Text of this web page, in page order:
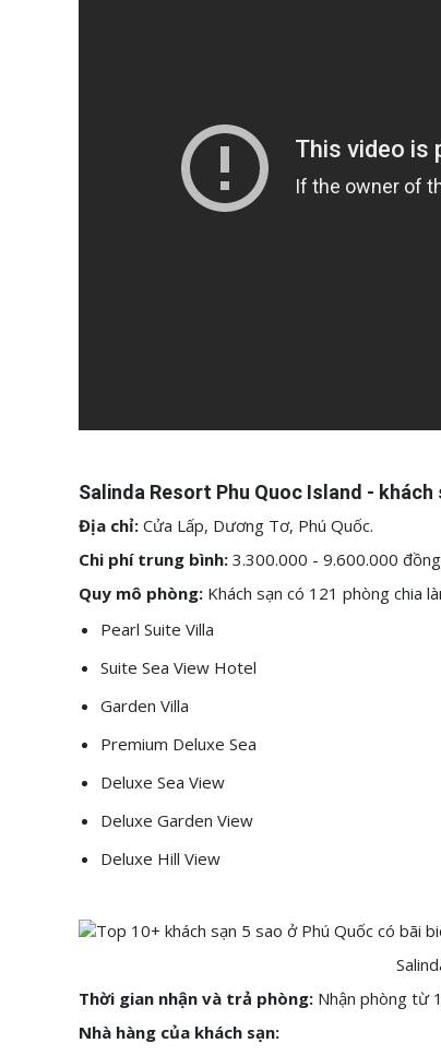
Salinda Resort Phu Quoc Island -
Địa chỉ: Cửa Lấp, Dương Tơ, Phú Quốc.
Chi phí trung bình: 3.300.000 - 9.600.000
Quy mô phòng: Khách sạn có 121 phòng chia
Pearl Suite Villa
Suite Sea View Hotel
Garden Villa
Premium Deluxe Sea
Deluxe Sea View
Deluxe Garden View
Deluxe Hill View
Thời gian nhận và trả phòng: Nhận phòng từ
Nhà hàng của khách sạn: